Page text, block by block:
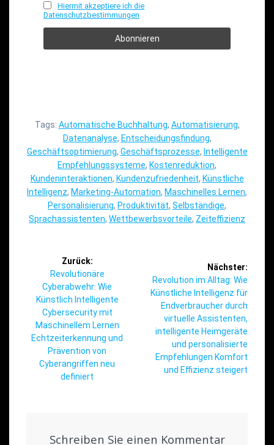
Hiermit akzeptiere ich die
Datenschutzbestimmungen
Tags: Automatische Buchhaltung, Automatisierung,
Datenanalyse, Entscheidungsfindung,
Geschäftsoptimierung, Geschäftsprozesse, Intelligente
Empfehlungssysteme, Kostenreduktion,
Kundeninteraktionen, Kundenzufriedenheit, Künstliche
Intelligenz, Marketing-Automation, Maschinelles Lernen,
Personalisierung, Produktivität, Selbständige,
Sprachassistenten, Wettbewerbsvorteile, Zeiteffizienz
Beitragsnavigation
Zurück:
Vorheriger
Beitrag:
Revolutionäre
Cyberabwehr: Wie
Künstlich Intelligente
Cybersecurity mit
Maschinellem Lernen
Echtzeiterkennung und
Prävention von
Cyberangriffen neu
definiert
Nächster:
Nächster
Beitrag:
Revolution im Alltag: Wie
Künstliche Intelligenz für
Endverbraucher durch
virtuelle Assistenten,
intelligente Heimgeräte
und personalisierte
Empfehlungen Komfort
und Effizienz steigert
Schreiben Sie einen Kommentar